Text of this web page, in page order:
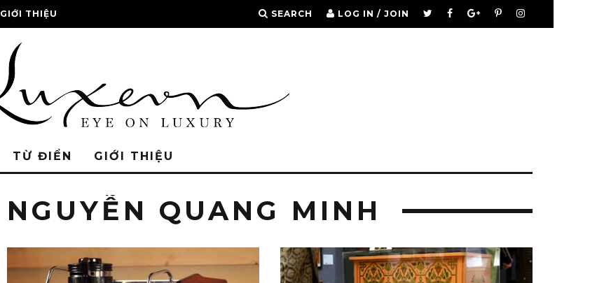
GIỚI THIỆU SEARCH LOG IN / JOIN
TỪ ĐIỂN GIỚI THIỆU
NGUYỄN QUANG MINH